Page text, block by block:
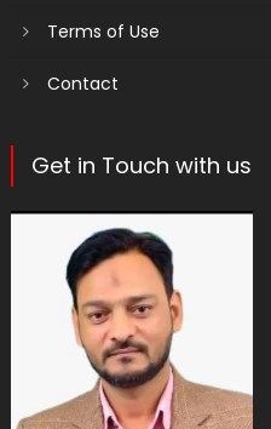
Terms of Use
Contact
Get in Touch with us